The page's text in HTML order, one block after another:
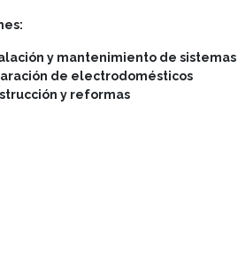
y mantenimiento de
de electrodomésticos
y reformas